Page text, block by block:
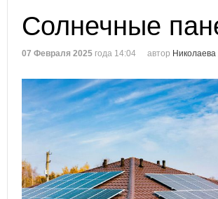
Солнечные
07 Февраля 2025 года 14:04 автор